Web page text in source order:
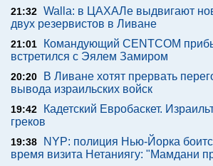
21:32 Walla: в ЦАХАЛе выдвигают
двух резервистов в Ливане
21:01
Командующий CENTCOM
встретился с Эялем Замиром
20:20
В Ливане хотят прервать
вывода израильских войск
19:42
Кадетский Евробаскет.
греков
19:38
NYP: полиция Нью-Йорка
время визита Нетаниягу: "Мамдани